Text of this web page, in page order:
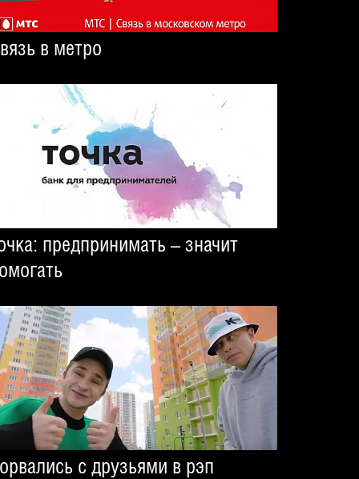
в метро
предпринимать – значит
с друзьями в рэп